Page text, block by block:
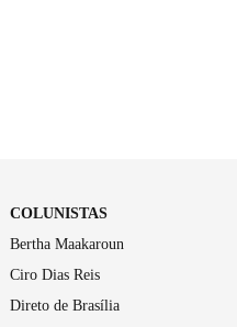
COLUNISTAS
Bertha Maakaroun
Ciro Dias Reis
Direto de Brasília